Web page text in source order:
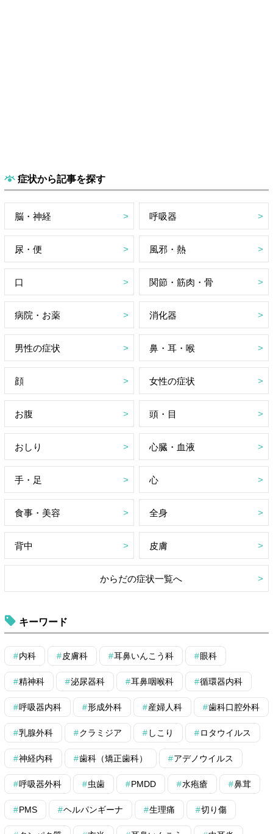
症状から記事を探す
脳・神経 呼吸器
尿・便 風邪・熱
口 関節・筋肉・骨
病院・お薬 消化器
男性の症状 鼻・耳・喉
顔 女性の症状
お腹 頭・目
おしり 心臓・血液
手・足 心
食事・美容 全身
背中 皮膚
からだの症状一覧へ
キーワード
内科 皮膚科 耳鼻いんこう科 眼科
精神科 泌尿器科 耳鼻咽喉科 循環器内科
呼吸器内科 形成外科 産婦人科 歯科口腔外科
乳腺外科 クラミジア しこり ロタウイルス
神経内科 歯科（矯正歯科） アデノウイルス
呼吸器外科 虫歯 PMDD 水疱瘡 鼻茸
PMS ヘルパンギーナ 生理痛 切り傷